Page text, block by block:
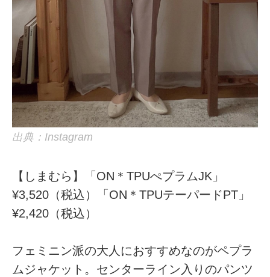
出典：Instagram
【しまむら】「ON＊TPUぺプラムJK」
¥3,520（税込）「ON＊TPUテーパードPT」
¥2,420（税込）
フェミニン派の大人におすすめなのがペプラ
ムジャケット。センターライン入りのパンツ